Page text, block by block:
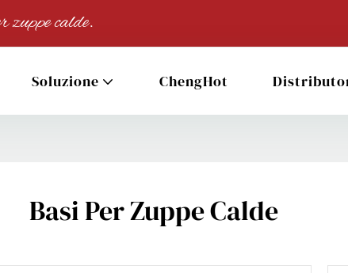
zuppe calde.
Soluzione ChengHot
Basi Per Zuppe Calde